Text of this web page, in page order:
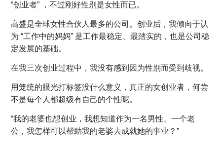
“创业者” ，不过刚好性别是女性而已。
高盛是全球女性合伙人最多的公司。创业后，我倾向于认
为 “工作中的妈妈” 是工作最稳定、最踏实的，也是公司稳
定发展的基础。
在我三次创业过程中，我没有感到因为性别而受到歧视。
用笼统的眼光打标签没什么意义，真正的女创业者，何尝
不是每个人都超级有自己的个性呢。
“我的老婆也想创业，我想知道作为一名男性、一个老
公，我怎样可以帮助我的老婆去成就她的事业？”